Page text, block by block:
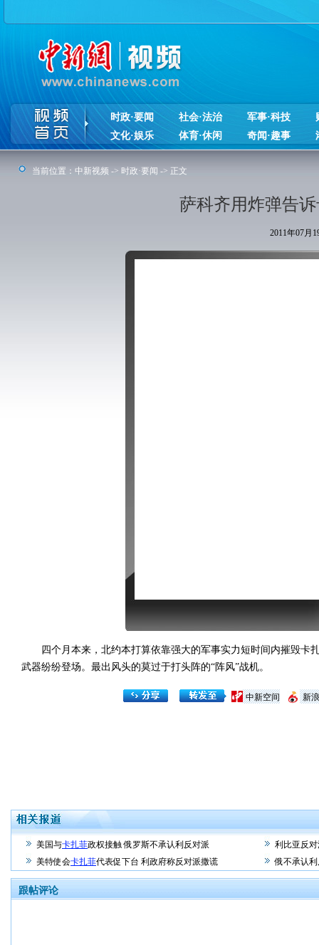
时政·要闻 社会·法治 军事·科技
文化·娱乐
体育·休闲 奇闻·趣事
当前位置： 中新视频 -> 时政·要闻 -> 正文
萨科齐用炸弹告
2011年07月
四个月本来，北约本打算依靠强大的军事实力短时间内摧毁卡
武器纷纷登场。最出风头的莫过于打头阵的“阵风”战机。
新
中新空间
美国与卡扎菲政权接触 俄罗斯不承认利反对派
利比亚反
美特使会卡扎菲代表促下台 利政府称反对派撒谎 俄不承认
跟帖评论